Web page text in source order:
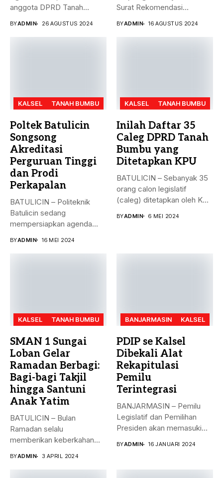
anggota DPRD Tanah
BYADMIN 26 AGUSTUS 2024
Surat Rekomendasi
BYADMIN 16 AGUSTUS 2024
KALSEL TANAH BUMBU
Poltek Batulicin
Songsong
Akreditasi
Perguruan Tinggi
dan Prodi
Perkapalan
BATULICIN – Politeknik
Batulicin sedang
mempersiapkan agenda
BYADMIN 16 MEI 2024
KALSEL TANAH BUMBU
Inilah Daftar 35
Caleg DPRD Tanah
Bumbu yang
Ditetapkan KPU
BATULICIN – Sebanyak 35
orang calon legislatif
(caleg) ditetapkan oleh KPU
BYADMIN 6 MEI 2024
KALSEL TANAH BUMBU
SMAN 1 Sungai
Loban Gelar
Ramadan Berbagi:
Bagi-bagi Takjil
hingga Santuni
Anak Yatim
BATULICIN – Bulan
Ramadan selalu
memberikan keberkahan
BYADMIN 3 APRIL 2024
BANJARMASIN KALSEL
PDIP se Kalsel
Dibekali Alat
Rekapitulasi
Pemilu
Terintegrasi
BANJARMASIN – Pemilu
Legislatif dan Pemilihan
Presiden akan memasuki
BYADMIN 16 JANUARI 2024